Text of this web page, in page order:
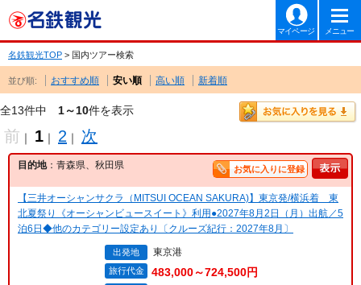
マイページ メニュー
名鉄観光TOP > 国内ツアー検索
並び順: おすすめ順 安い順 高い順 新着順
全13件中 1～10件を表示
前 ｜ 1 ｜ 2 ｜ 次
目的地：青森県、秋田県 お気に入りに登録
【三井オーシャンサクラ（MITSUI OCEAN SAKURA)】東京発/横浜着 東
北夏祭り《オーシャンビュースイート》利用●2027年8月2日（月）出航／5
泊6日◆他のカテゴリー設定あり〔クルーズ紀行：2027年8月〕
出発地 東京港
旅行代金 483,000～724,500円